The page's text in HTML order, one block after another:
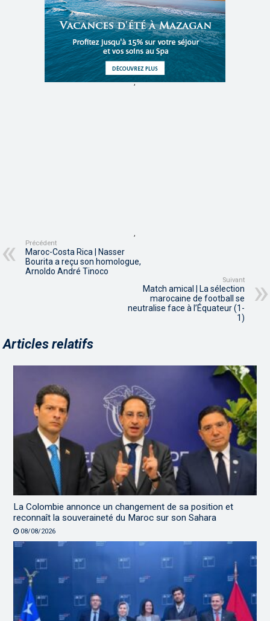
,
,
Précédent
Maroc-Costa Rica | Nasser
Bourita a reçu son homologue,
Arnoldo André Tinoco
Suivant
Match amical | La sélection
marocaine de football se
neutralise face à l’Équateur (1-
1)
Articles relatifs
La Colombie annonce un changement de sa position et
reconnaît la souveraineté du Maroc sur son Sahara
08/08/2026